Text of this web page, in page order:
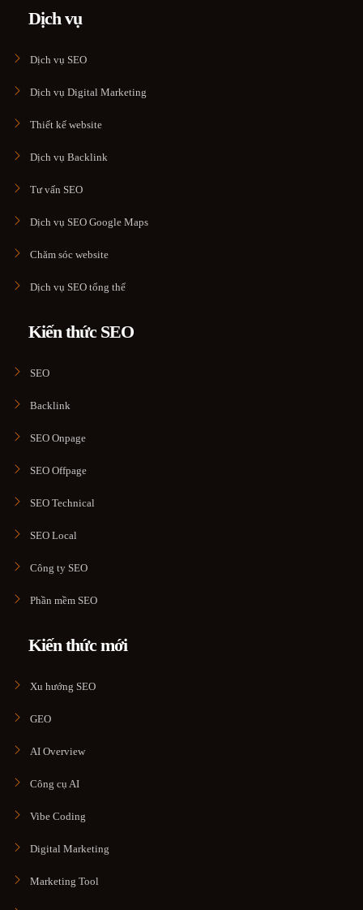
Dịch vụ
Dịch vụ SEO
Dịch vụ Digital Marketing
Thiết kế website
Dịch vụ Backlink
Tư vấn SEO
Dịch vụ SEO Google Maps
Chăm sóc website
Dịch vụ SEO tổng thể
Kiến thức SEO
SEO
Backlink
SEO Onpage
SEO Offpage
SEO Technical
SEO Local
Công ty SEO
Phần mềm SEO
Kiến thức mới
Xu hướng SEO
GEO
AI Overview
Công cụ AI
Vibe Coding
Digital Marketing
Marketing Tool